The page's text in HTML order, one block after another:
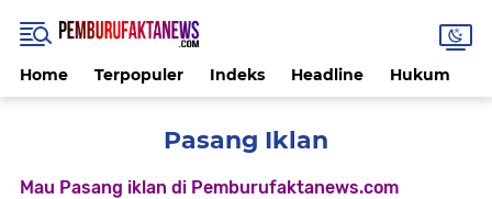
Home Terpopuler Indeks Headline Hukum
Pasang Iklan
Mau Pasang iklan di Pemburufaktanews.com